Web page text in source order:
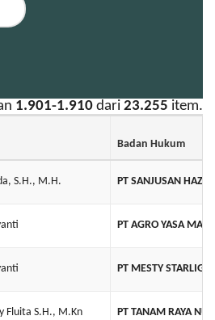
1.901-1.910 dari 23.255 item.
Badan Hukum
S.H., M.H. PT SANJUSAN
PT AGRO YASA
PT MESTY
Fluita S.H., M.Kn PT TANAM RAYA